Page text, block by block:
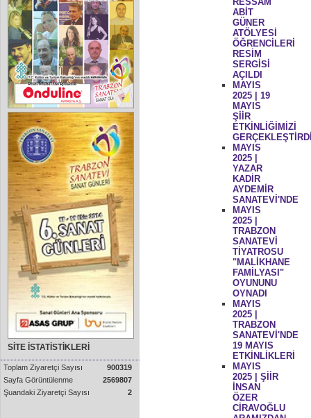
SİTE İSTATİSTİKLERİ
Toplam Ziyaretçi Sayısı
900319
Sayfa Görüntülenme
2569807
Şuandaki Ziyaretçi Sayısı
2
ABİT
GÜNER
ATÖLYESİ
ÖĞRENCİLERİ
RESİM
SERGİSİ
AÇILDI
MAYIS
2025 | 19
MAYIS
ŞİİR
ETKİNLİĞİMİZİ
MAYIS
2025 |
YAZAR
KADİR
AYDEMİR
SANATEVİ'NDE
MAYIS
2025 |
TRABZON
SANATEVİ
TİYATROSU
"MALİKHANE
FAMİLYASI"
OYUNUNU
OYNADI
MAYIS
2025 |
TRABZON
SANATEVİ'NDE
19 MAYIS
ETKİNLİKLERİ
MAYIS
2025 | ŞİİR
İNSAN
ÖZER
CİRAVOĞLU